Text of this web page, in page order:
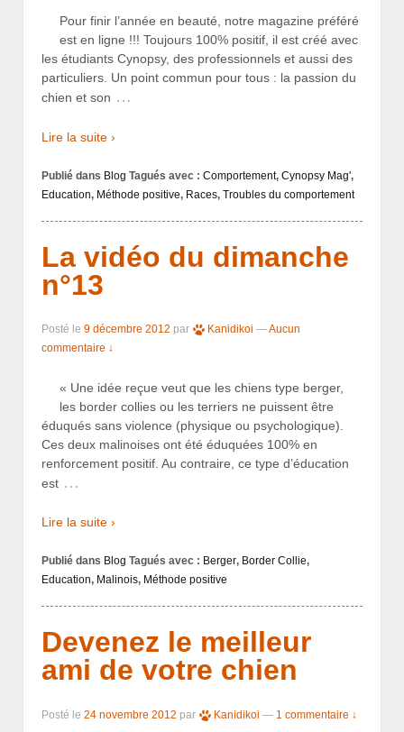
Pour finir l’année en beauté, notre magazine préféré
est en ligne !!! Toujours 100% positif, il est créé avec
les étudiants Cynopsy, des professionnels et aussi des
particuliers. Un point commun pour tous : la passion du
chien et son …
Lire la suite ›
Publié dans Blog Tagués avec : Comportement, Cynopsy Mag',
Education, Méthode positive, Races, Troubles du comportement
La vidéo du dimanche
n°13
Posté le 9 décembre 2012 par Kanidikoi —Aucun
commentaire ↓
« Une idée reçue veut que les chiens type berger,
les border collies ou les terriers ne puissent être
éduqués sans violence (physique ou psychologique).
Ces deux malinoises ont été éduquées 100% en
renforcement positif. Au contraire, ce type d’éducation
est …
Lire la suite ›
Publié dans Blog Tagués avec : Berger, Border Collie,
Education, Malinois, Méthode positive
Devenez le meilleur
ami de votre chien
Posté le 24 novembre 2012 par Kanidikoi — 1 commentaire ↓